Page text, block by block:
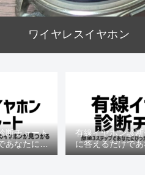
ワイヤレスイヤホン
断チャート
あなたにお
かる
有線イヤホン診
に答えるだけで
の機種